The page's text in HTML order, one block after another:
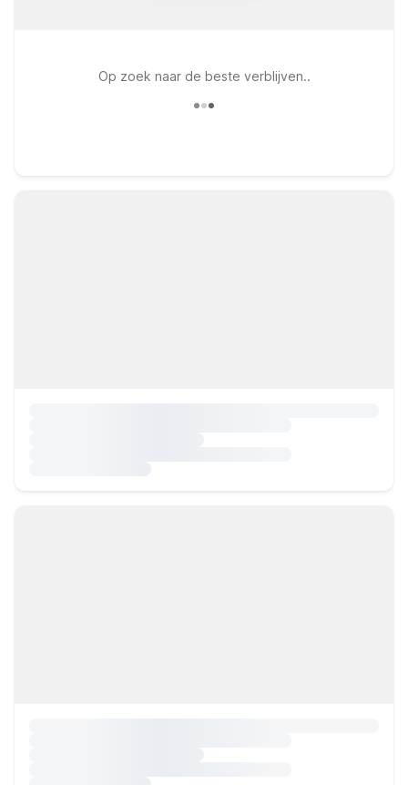
Op zoek naar de beste verblijven..